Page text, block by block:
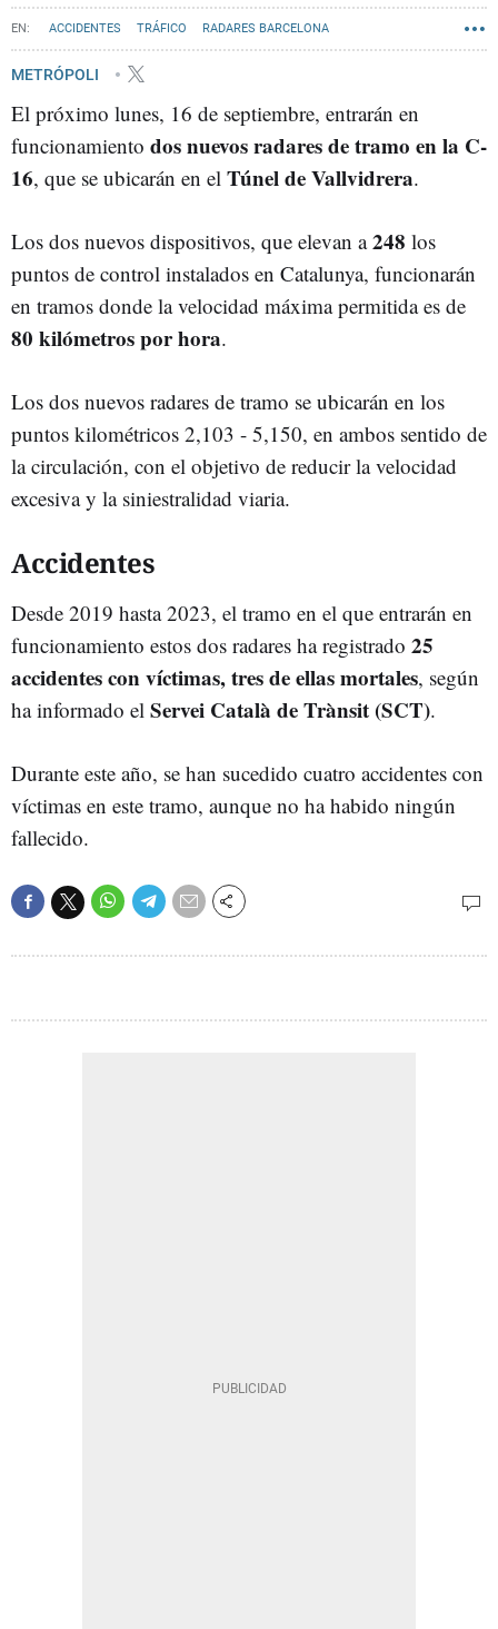
ACCIDENTES TRÁFICO RADARES BARCELONA
METRÓPOLI
El próximo lunes, 16 de septiembre, entrarán en
funcionamiento dos nuevos radares de tramo en la C-
16, que se ubicarán en el Túnel de Vallvidrera.
Los dos nuevos dispositivos, que elevan a248 los
puntos de control instalados en Catalunya, funcionarán
en tramos donde la velocidad máxima permitida es de
80 kilómetros por hora.
Los dos nuevos radares de tramo se ubicarán en los
puntos kilométricos 2,103 - 5,150, en ambos sentido de
la circulación, con el objetivo de reducir la velocidad
excesiva y la siniestralidad viaria.
Accidentes
Desde 2019 hasta 2023, el tramo en el que entrarán en
funcionamiento estos dos radares ha registrado 25
accidentes con víctimas, tres de ellas mortales, según
ha informado el Servei Català de Trànsit (SCT).
Durante este año, se han sucedido cuatro accidentes con
víctimas en este tramo, aunque no ha habido ningún
fallecido.